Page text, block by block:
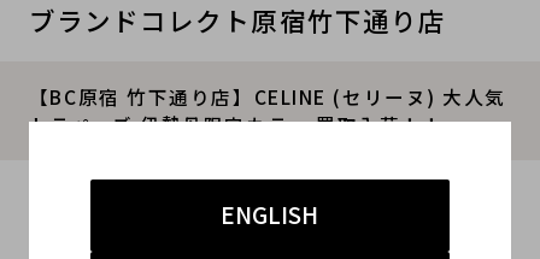
ENGLISH
ブランドコレクト原宿竹下通り店
【BC原宿 竹下通り店】CELINE (セリーヌ) 大人気
トラペーズ 伊勢丹限定カラー 買取入荷！！
#CELINE
#ブランド古着